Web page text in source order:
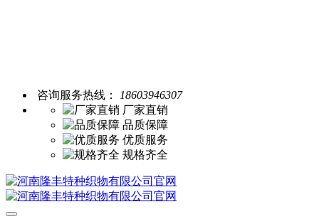
咨询服务热线：
18603946307
厂家直销
品质保障
优质服务
规格齐全